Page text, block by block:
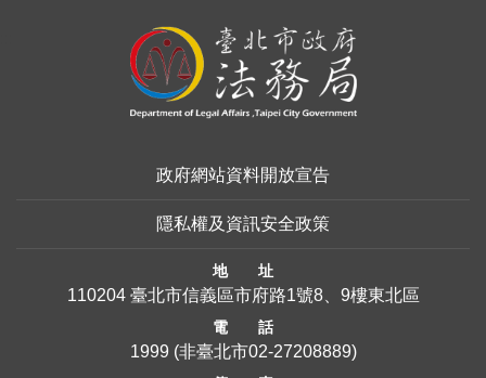
政府網站資料開放宣告
隱私權及資訊安全政策
地 址
110204 臺北市信義區市府路1號8、9樓東北區
電 話
1999 (非臺北市02-27208889)